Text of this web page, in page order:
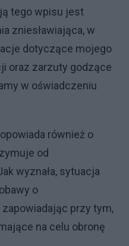
tego wpisu jest
zniesławiająca, w
dotyczące mojego
oraz zarzuty godzące
w oświadczeniu
również o
od
wyznała, sytuacja
o
przy tym,
na celu obronę